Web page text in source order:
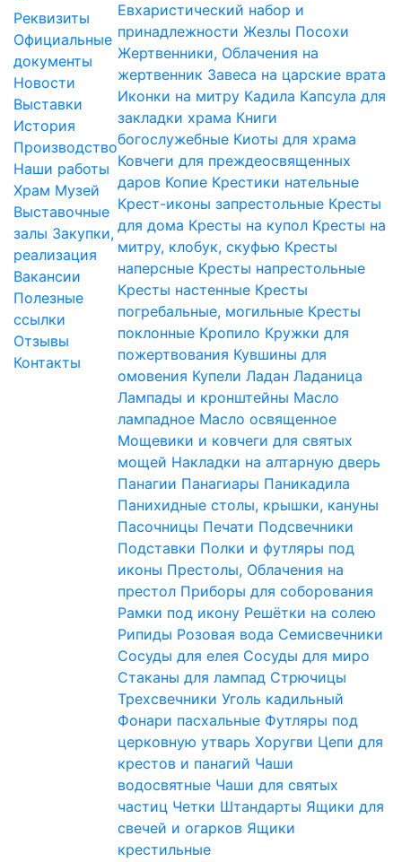
Реквизиты
Официальные
документы
Новости
Выставки
История
Производство
Наши работы
Храм Музей
Выставочные
залы Закупки,
реализация
Вакансии
Полезные
ссылки
Отзывы
Контакты
Евхаристический набор и
принадлежности Жезлы Посохи
Жертвенники, Облачения на
жертвенник Завеса на царские врата
Иконки на митру Кадила Капсула для
закладки храма Книги
богослужебные Киоты для храма
Ковчеги для преждеосвященных
даров Копие Крестики нательные
Крест-иконы запрестольные Кресты
для дома Кресты на купол Кресты на
митру, клобук, скуфью Кресты
наперсные Кресты напрестольные
Кресты настенные Кресты
погребальные, могильные Кресты
поклонные Кропило Кружки для
пожертвования Кувшины для
омовения Купели Ладан Ладаница
Лампады и кронштейны Масло
лампадное Масло освященное
Мощевики и ковчеги для святых
мощей Накладки на алтарную дверь
Панагии Панагиары Паникадила
Панихидные столы, крышки, кануны
Пасочницы Печати Подсвечники
Подставки Полки и футляры под
иконы Престолы, Облачения на
престол Приборы для соборования
Рамки под икону Решётки на солею
Рипиды Розовая вода Семисвечники
Сосуды для елея Сосуды для миро
Стаканы для лампад Стрючицы
Трехсвечники Уголь кадильный
Фонари пасхальные Футляры под
церковную утварь Хоругви Цепи для
крестов и панагий Чаши
водосвятные Чаши для святых
частиц Четки Штандарты Ящики для
свечей и огарков Ящики
крестильные